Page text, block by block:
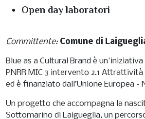
Open day laboratori
Committente: Comune di
Blue as a Cultural Brand è
PNRR MIC 3 intervento 2.1
ed è finanziato dall’Unione Europea -
Un progetto che accompagna la
Sottomarino di Laigueglia, un